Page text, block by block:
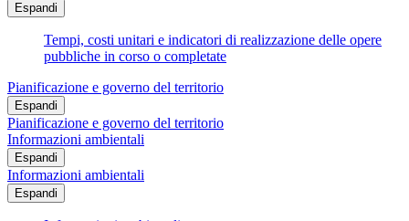
Espandi
Tempi, costi unitari e indicatori di realizzazione delle opere
pubbliche in corso o completate
Pianificazione e governo del territorio
Espandi
Pianificazione e governo del territorio
Informazioni ambientali
Espandi
Informazioni ambientali
Espandi